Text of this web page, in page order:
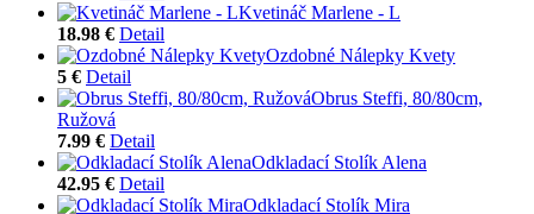
Kvetináč Marlene - L
18.98 € Detail
Ozdobné Nálepky Kvety
5 € Detail
Obrus Steffi, 80/80cm,
Ružová
7.99 € Detail
Odkladací Stolík Alena
42.95 € Detail
Odkladací Stolík Mira